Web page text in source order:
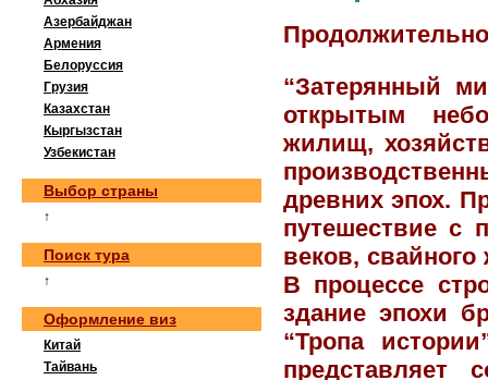
“Затерянный
открытым
жилищ,
древних эпох.
путешествие с
веков,
В процессе
здание эпохи
“Тропа
представляет
Азербайджан
Армения
Белоруссия
Грузия
Казахстан
Кыргызстан
Узбекистан
Выбор страны
↑
Поиск тура
↑
Оформление виз
Китай
Тайвань